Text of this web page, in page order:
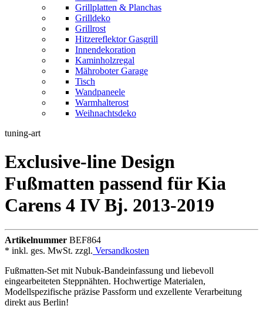
Grillplatten & Planchas
Grilldeko
Grillrost
Hitzereflektor Gasgrill
Innendekoration
Kaminholzregal
Mähroboter Garage
Tisch
Wandpaneele
Warmhalterost
Weihnachtsdeko
tuning-art
Exclusive-line Design
Fußmatten passend für Kia
Carens 4 IV Bj. 2013-2019
Artikelnummer BEF864
* inkl. ges. MwSt. zzgl. Versandkosten
Fußmatten-Set mit Nubuk-Bandeinfassung und liebevoll
eingearbeiteten Steppnähten. Hochwertige Materialen,
Modellspezifische präzise Passform und exzellente Verarbeitung
direkt aus Berlin!